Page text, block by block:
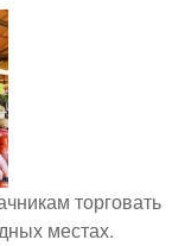
торговать
местах.